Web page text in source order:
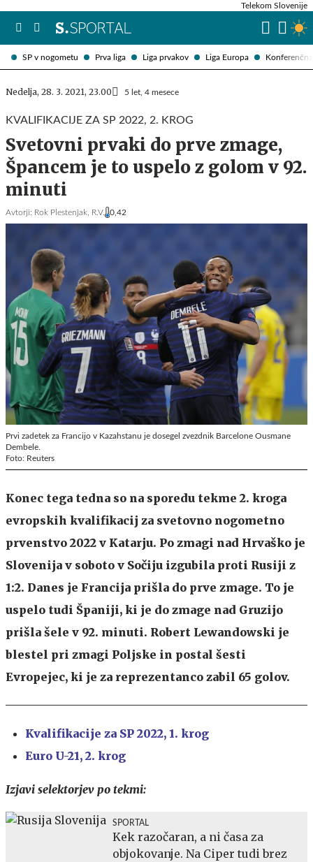
SP v nogometu Prva liga Liga prvakov Liga Europa
Telekom Slovenije
Nedelja, 28. 3. 2021, 23.00 5 let, 4 mesece
KVALIFIKACIJE ZA SP 2022, 2. KROG
Svetovni prvaki do prve zmage,
Špancem je to uspelo z golom v 92.
minuti
Avtorji: Rok Plestenjak, R.V. 0,42
Prvi zadetek za Francijo v Kazahstanu je dosegel zvezdnik Barcelone Ousmane
Dembele.
Foto: Reuters
Konec tega tedna so na sporedu tekme 2. kroga
evropskih kvalifikacij za svetovno nogometno
prvenstvo 2022 v Katarju. Po zmagi nad Hrvaško je
Slovenija v soboto v Sočiju izgubila proti Rusiji z
1:2. Danes je Francija prišla do prve zmage. To je
uspelo tudi Španiji, ki je do zmage nad Gruzijo
prišla šele v 92. minuti. Robert Lewandowski je
blestel pri zmagi Poljske in postal šesti
Evropejec, ki je za reprezentanco zabil 65 golov.
Kvalifikacije za SP 2022, 1. krog
Euro U-21, 2. krog
Izjavi selektorjev po tekmi:
SPORTAL
Kek razočaran, a ni časa za
objokovanje. Na Ciper tudi brez